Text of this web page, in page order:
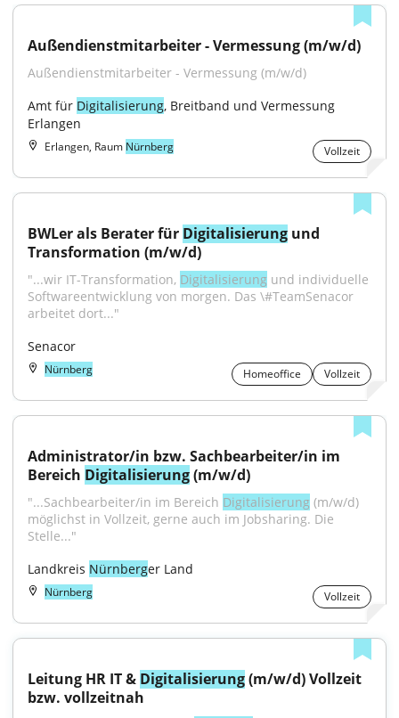
Außendienstmitarbeiter - Vermessung (m/w/d)
Außendienstmitarbeiter - Vermessung (m/w/d)
Amt für Digitalisierung, Breitband und Vermessung
Erlangen
Erlangen, Raum Nürnberg Vollzeit
BWLer als Berater für Digitalisierung und
Transformation (m/w/d)
"...wir IT-Transformation, Digitalisierung und individuelle
Softwareentwicklung von morgen. Das \#TeamSenacor
arbeitet dort..."
Senacor
Nürnberg Homeoffice Vollzeit
Administrator/in bzw. Sachbearbeiter/in im
Bereich Digitalisierung (m/w/d)
"...Sachbearbeiter/in im Bereich Digitalisierung (m/w/d)
möglichst in Vollzeit, gerne auch im Jobsharing. Die
Stelle..."
Landkreis Nürnberger Land
Nürnberg Vollzeit
Leitung HR IT & Digitalisierung (m/w/d) Vollzeit
bzw. vollzeitnah